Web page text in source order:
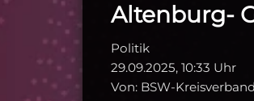
Altenburg-
Politik
29.09.2025, 10:33 Uhr
Von: BSW-